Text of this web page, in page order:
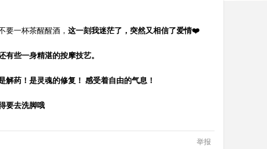
要一杯茶醒醒酒， 这一刻我迷茫了，突然又相信了爱情❤️
些一身精湛的按摩技艺。
解药！是灵魂的修复！ 感受着自由的气息！
要去洗脚哦
举报